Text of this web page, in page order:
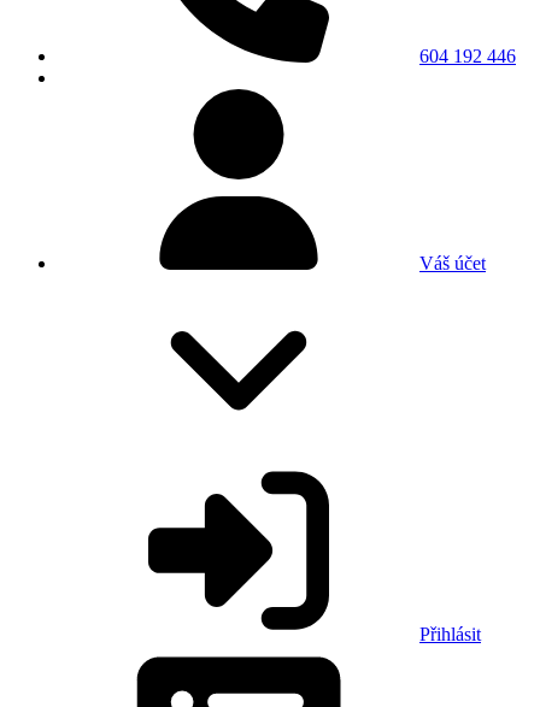
604 192 446
Váš účet
Přihlásit